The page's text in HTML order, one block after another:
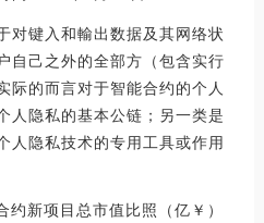
对键入和輸出数据及其网络状
自己之外的全部方（包含实行
际的而言对于智能合约的个人
人隐私的基本公链；另一类是
人隐私技术的专用工具或作用
新项目总市值比照（亿￥）